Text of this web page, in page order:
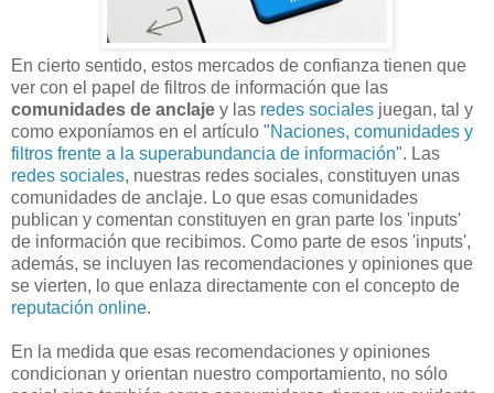
En cierto sentido, estos mercados de confianza tienen que
ver con el papel de filtros de información que las
comunidades de anclaje y las redes sociales juegan, tal y
como exponíamos en el artículo "Naciones, comunidades y
filtros frente a la superabundancia de información". Las
redes sociales, nuestras redes sociales, constituyen unas
comunidades de anclaje. Lo que esas comunidades
publican y comentan constituyen en gran parte los 'inputs'
de información que recibimos. Como parte de esos 'inputs',
además, se incluyen las recomendaciones y opiniones que
se vierten, lo que enlaza directamente con el concepto de
reputación online.
En la medida que esas recomendaciones y opiniones
condicionan y orientan nuestro comportamiento, no sólo